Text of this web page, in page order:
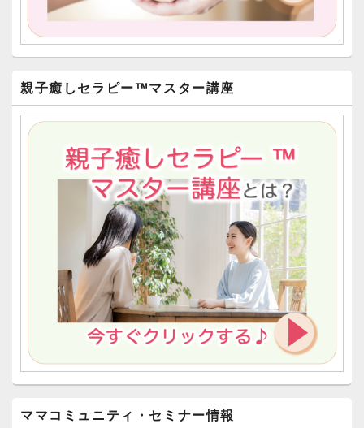
親子癒しセラピー™︎マスター講座
ママコミュニティ・セミナー情報